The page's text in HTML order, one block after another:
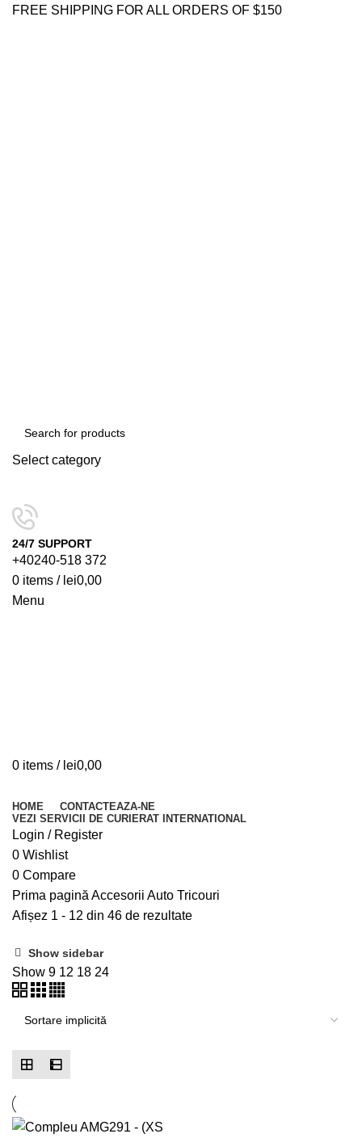
FREE SHIPPING FOR ALL ORDERS OF $150
Select category
24/7 SUPPORT
+40240-518 372
0 items / lei0,00
Menu
0 items / lei0,00
HOME
CONTACTEAZA-NE
VEZI SERVICII DE CURIERAT INTERNATIONAL
Login / Register
0 Wishlist
0 Compare
Prima pagină Accesorii Auto Tricouri
Afișez 1 - 12 din 46 de rezultate
Show sidebar
Show 9 12 18 24